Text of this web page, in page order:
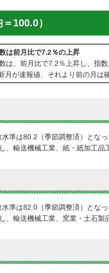
100.0）
は前月比で7.2％の上昇
は、前月比で7.2％上昇し、指
月が速報値、それより前の月は
準は80.2（季節調整済）となっ
輸送機械工業、紙・紙加工品
準は82.0（季節調整済）となっ
輸送機械工業、窯業・土石製